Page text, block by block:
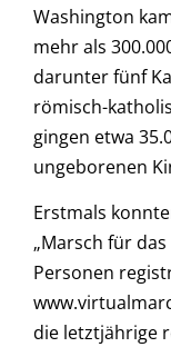
Washington
mehr als
darunter fünf
römisch-
gingen etwa
ungeborenen
Erstmals
„Marsch für
Personen
die letztjährige